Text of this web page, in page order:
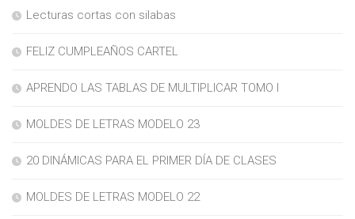
Lecturas cortas con silabas
FELIZ CUMPLEAÑOS CARTEL
APRENDO LAS TABLAS DE MULTIPLICAR TOMO I
MOLDES DE LETRAS MODELO 23
20 DINÁMICAS PARA EL PRIMER DÍA DE CLASES
MOLDES DE LETRAS MODELO 22